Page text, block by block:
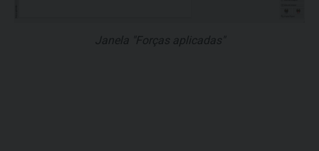
Janela "Forças aplicadas"